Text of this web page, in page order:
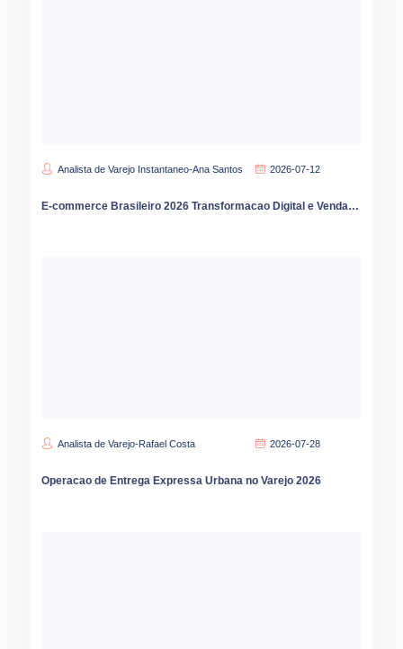
Analista de Varejo Instantaneo-Ana Santos 2026-07-12
E-commerce Brasileiro 2026 Transformacao Digital e Vendas Online
Analista de Varejo-Rafael Costa 2026-07-28
Operacao de Entrega Expressa Urbana no Varejo 2026